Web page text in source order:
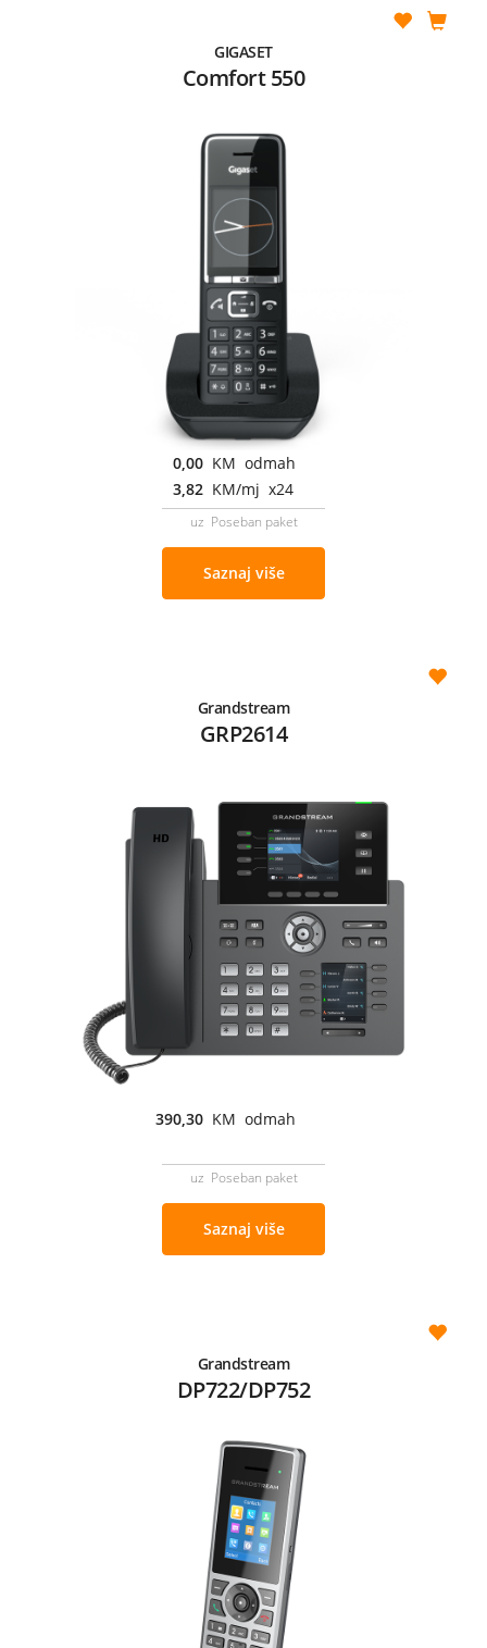
GIGASET
Comfort 550
0,00 KM odmah
3,82 KM/mj x24
uz Poseban paket
Saznaj više
Grandstream
GRP2614
390,30 KM odmah
uz Poseban paket
Saznaj više
Grandstream
DP722/DP752